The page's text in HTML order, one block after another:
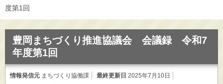
事業者向け
施設一覧
度第1回
豊岡まちづくり推進協議会 会議録 令和7
年度第1回
情報発信元 まちづくり協働課 最終更新日 2025年7月10日